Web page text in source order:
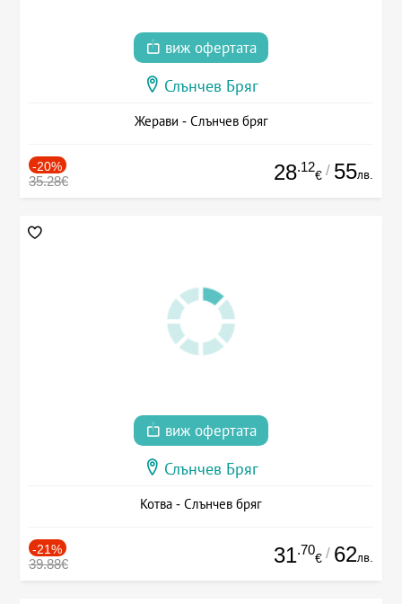
виж офертата
Слънчев Бряг
Жерави - Слънчев бряг
-20%
35.28€ 28.12
€ / 55лв.
виж офертата
Слънчев Бряг
Котва - Слънчев бряг
-21%
39.88€ 31.70
€ / 62лв.